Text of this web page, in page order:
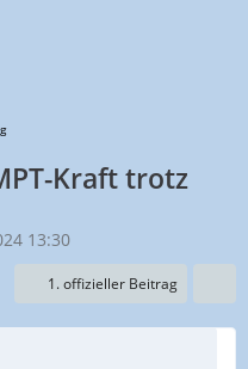
Kraft trotz
13:30
1. offizieller Beitrag